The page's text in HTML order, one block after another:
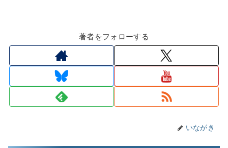
著者をフォローする
いながき